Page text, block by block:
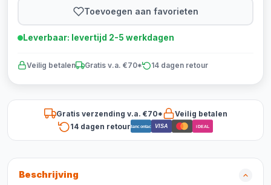
Toevoegen aan favorieten
Leverbaar: levertijd 2-5 werkdagen
Veilig betalen Gratis v.a. €70* 14 dagen retour
Gratis verzending v.a. €70*
Veilig betalen
14 dagen retourBancontact VISA iDEAL
Beschrijving